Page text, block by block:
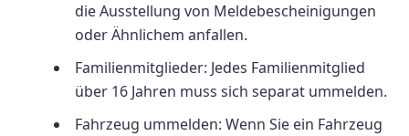
die Ausstellung von Meldebescheinigungen
oder Ähnlichem anfallen.
Familienmitglieder: Jedes Familienmitglied
über 16 Jahren muss sich separat ummelden.
Fahrzeug ummelden: Wenn Sie ein Fahrzeug